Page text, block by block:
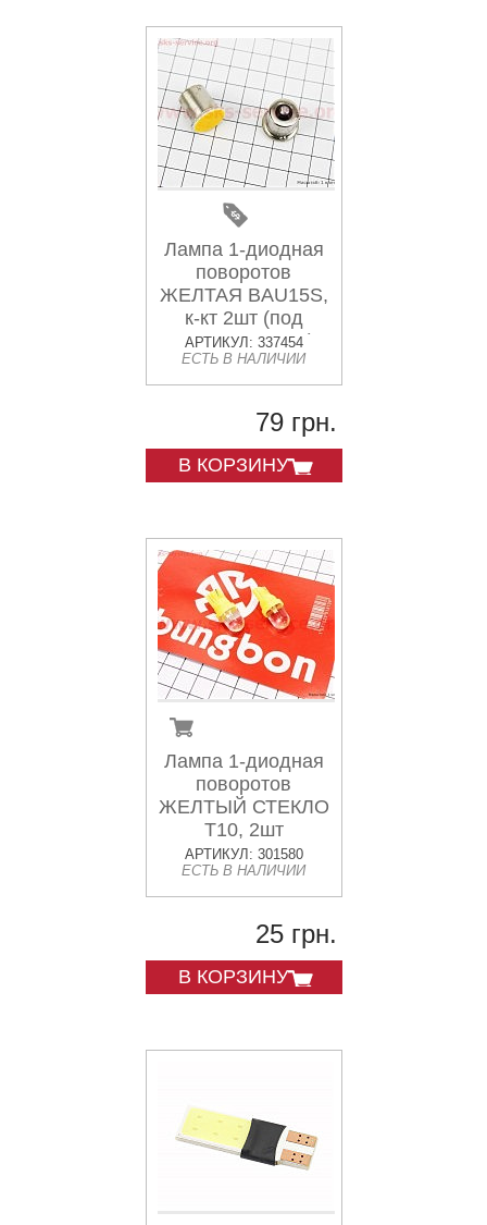
Лампа 1-диодная
поворотов
ЖЕЛТАЯ BAU15S,
к-кт 2шт (под
патрон PY21W)
АРТИКУЛ: 337454
ЕСТЬ В НАЛИЧИИ
79 грн.
В КОРЗИНУ
Лампа 1-диодная
поворотов
ЖЕЛТЫЙ СТЕКЛО
T10, 2шт
АРТИКУЛ: 301580
ЕСТЬ В НАЛИЧИИ
25 грн.
В КОРЗИНУ